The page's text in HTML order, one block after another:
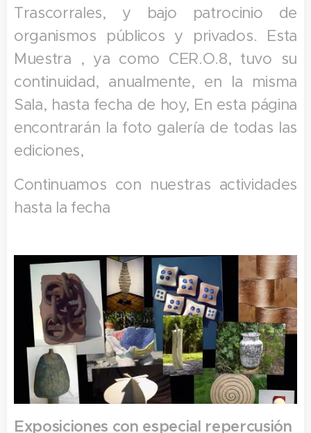
Trascorrales, y bajo patrocinio de
organismos públicos y privados. Esta
Muestra , ya como CER.O.8, tuvo su
continuidad, anualmente, en la misma
Sala, hasta fecha de hoy, En esta página
encontrarán la foto galería de todas las
ediciones,
Continuamos con nuestras actividades
hasta la fecha
Exposiciones con especial repercusión